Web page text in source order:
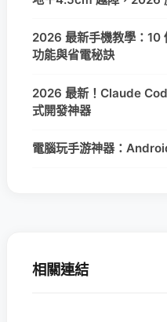
2026 最新手機教學：
功能與省電秘訣
2026 最新！Claude
式開發神器
電腦玩手游神器：
相關連結